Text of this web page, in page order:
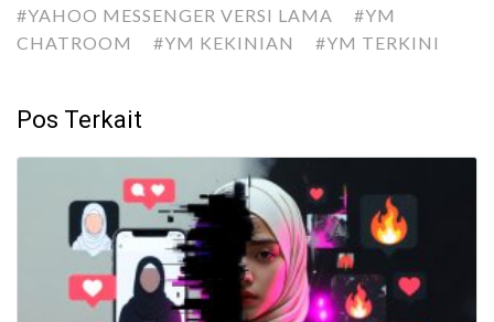
#YAHOO MESSENGER VERSI LAMA
#YM
CHATROOM
#YM KEKINIAN #YM TERKINI
Pos Terkait